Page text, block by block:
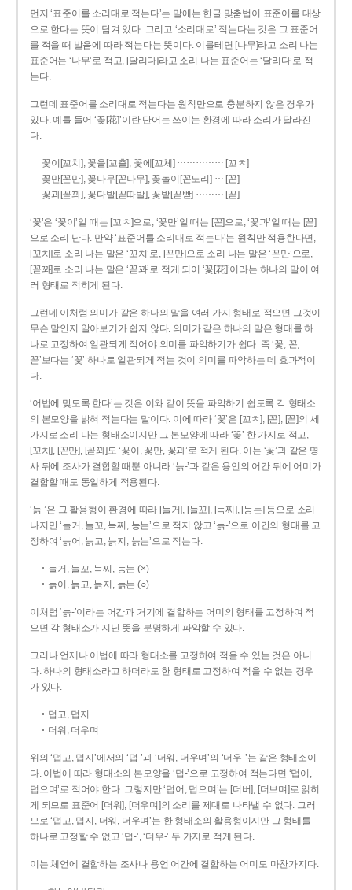
먼저 ‘표준어를 소리대로 적는다’는 말에는 한글 맞춤법이 표준어를 대상
으로 한다는 뜻이 담겨 있다. 그리고 ‘소리대로’ 적는다는 것은 그 표준어
를 적을 때 발음에 따라 적는다는 뜻이다. 이를테면 [나무]라고 소리 나는
표준어는 ‘나무’로 적고, [달리다]라고 소리 나는 표준어는 ‘달리다’로 적
는다.
그런데 표준어를 소리대로 적는다는 원칙만으로 충분하지 않은 경우가
있다. 예를 들어 ‘꽃[花]’이란 단어는 쓰이는 환경에 따라 소리가 달라진
다.
꽃이[꼬치], 꽃을[꼬츨], 꽃에[꼬체] …………… [꼬ㅊ]
꽃만[꼰만], 꽃나무[꼰나무], 꽃놀이[꼰노리] … [꼰]
꽃과[꼳꽈], 꽃다발[꼳따발], 꽃밭[꼳빧] ……… [꼳]
‘꽃’은 ‘꽃이’일 때는 [꼬ㅊ]으로, ‘꽃만’일 때는 [꼰]으로, ‘꽃과’일 때는 [꼳]
으로 소리 난다. 만약 ‘표준어를 소리대로 적는다’는 원칙만 적용한다면,
[꼬치]로 소리 나는 말은 ‘꼬치’로, [꼰만]으로 소리 나는 말은 ‘꼰만’으로,
[꼳꽈]로 소리 나는 말은 ‘꼳꽈’로 적게 되어 ‘꽃[花]’이라는 하나의 말이 여
러 형태로 적히게 된다.
그런데 이처럼 의미가 같은 하나의 말을 여러 가지 형태로 적으면 그것이
무슨 말인지 알아보기가 쉽지 않다. 의미가 같은 하나의 말은 형태를 하
나로 고정하여 일관되게 적어야 의미를 파악하기가 쉽다. 즉 ‘꽃, 꼰,
꼳’보다는 ‘꽃’ 하나로 일관되게 적는 것이 의미를 파악하는 데 효과적이
다.
‘어법에 맞도록 한다’는 것은 이와 같이 뜻을 파악하기 쉽도록 각 형태소
의 본모양을 밝혀 적는다는 말이다. 이에 따라 ‘꽃’은 [꼬ㅊ], [꼰], [꼳]의 세
가지로 소리 나는 형태소이지만 그 본모양에 따라 ‘꽃’ 한 가지로 적고,
[꼬치], [꼰만], [꼳꽈]도 ‘꽃이, 꽃만, 꽃과’로 적게 된다. 이는 ‘꽃’과 같은 명
사 뒤에 조사가 결합할 때뿐 아니라 ‘늙-’과 같은 용언의 어간 뒤에 어미가
결합할 때도 동일하게 적용된다.
‘늙-’은 그 활용형이 환경에 따라 [늘거], [늘꼬], [늑찌], [능는] 등으로 소리
나지만 ‘늘거, 늘꼬, 늑찌, 능는’으로 적지 않고 ‘늙-’으로 어간의 형태를 고
정하여 ‘늙어, 늙고, 늙지, 늙는’으로 적는다.
늘거, 늘꼬, 늑찌, 능는 (×)
늙어, 늙고, 늙지, 늙는 (○)
이처럼 ‘늙-­’이라는 어간과 거기에 결합하는 어미의 형태를 고정하여 적
으면 각 형태소가 지닌 뜻을 분명하게 파악할 수 있다.
그러나 언제나 어법에 따라 형태소를 고정하여 적을 수 있는 것은 아니
다. 하나의 형태소라고 하더라도 한 형태로 고정하여 적을 수 없는 경우
가 있다.
덥고, 덥지
더워, 더우며
위의 ‘덥고, 덥지’에서의 ‘덥-­’과 ‘더워, 더우며’의 ‘더우-­’는 같은 형태소이
다. 어법에 따라 형태소의 본모양을 ‘덥-­’으로 고정하여 적는다면 ‘덥어,
덥으며’로 적어야 한다. 그렇지만 ‘덥어, 덥으며’는 [더버], [더브며]로 읽히
게 되므로 표준어 [더워], [더우며]의 소리를 제대로 나타낼 수 없다. 그러
므로 ‘덥고, 덥지, 더워, 더우며’는 한 형태소의 활용형이지만 그 형태를
하나로 고정할 수 없고 ‘덥-’, ‘더우-’ 두 가지로 적게 된다.
이는 체언에 결합하는 조사나 용언 어간에 결합하는 어미도 마찬가지다.